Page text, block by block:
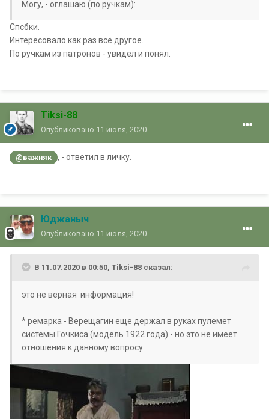
Могу, - оглашаю (по ручкам):
Спсбки.
Интересовало как раз всё другое.
По ручкам из патронов - увидел и понял.
Tiksi-88
Опубликовано 11 июля, 2020
@важняк , - ответил в личку.
Юджаныч
Опубликовано 11 июля, 2020
В 11.07.2020 в 00:50, Tiksi-88 сказал:
это не верная информация!
* ремарка - Верещагин еще держал в руках пулемет
системы Гочкиса (модель 1922 года) - но это не имеет
отношения к данному вопросу.